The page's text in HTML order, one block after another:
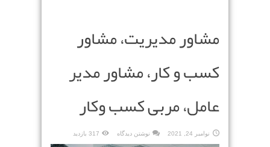
مشاور مدیریت، مشاور
کسب و کار، مشاور مدیر
عامل، مربی کسب وکار
نوامبر 24, 2021 نوشتن دیدگاه 317 بازدید